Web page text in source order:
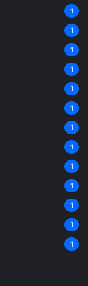
1
1
1
1
1
1
1
1
1
1
1
1
1